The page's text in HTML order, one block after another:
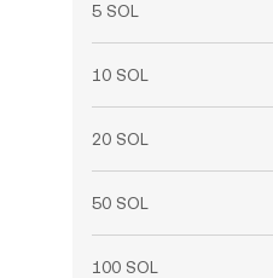
5 SOL
10 SOL
20 SOL
50 SOL
100 SOL